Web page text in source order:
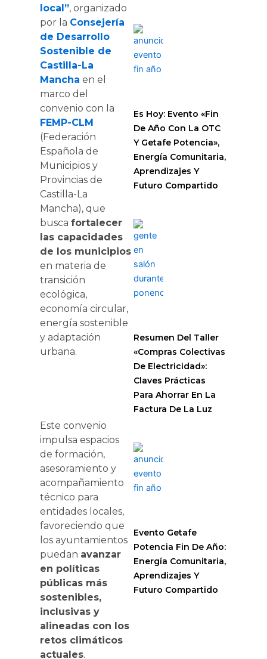
local”, organizado
por la Consejería
de Desarrollo
Sostenible de
Castilla-La
Mancha en el
marco del
convenio con la
FEMP-CLM
(Federación
Española de
Municipios y
Provincias de
Castilla-La
Mancha), que
buscafortalecer
las capacidades
de los municipios
en materia de
transición
ecológica,
economía circular,
energía sostenible
y adaptación
urbana.
Este convenio
impulsa espacios
de formación,
asesoramiento y
acompañamiento
técnico para
entidades locales,
favoreciendo que
los ayuntamientos
puedan avanzar
en políticas
públicas más
sostenibles,
inclusivas y
alineadas con los
retos climáticos
actuales.
Es Hoy: Evento «Fin
De Año Con La OTC
Y Getafe Potencia»,
Energía Comunitaria,
Aprendizajes Y
Futuro Compartido
Resumen Del Taller
«Compras Colectivas
De Electricidad»:
Claves Prácticas
Para Ahorrar En La
Factura De La Luz
Evento Getafe
Potencia Fin De Año:
Energía Comunitaria,
Aprendizajes Y
Futuro Compartido